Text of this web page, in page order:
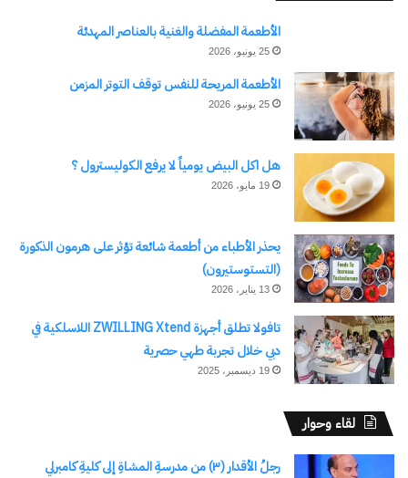
الأطعمة المفضلة والغنية بالعناصر المهدئة
25 يونيو، 2026
الأطعمة المريحة للنفس توقف التوتر المزمن
25 يونيو، 2026
هل اكل البيض يومياً لا يرفع الكوليسترول ؟
19 مايو، 2026
يحذر الأطباء من أطعمة شائعة تؤثر على هرمون الذكورة
(التستوستيرون)
13 يناير، 2026
تافولا تطلق أجهزة ZWILLING Xtend اللاسلكية في
دبي خلال تجربة طهي حصرية
19 ديسمبر، 2025
لقاء وحوار
رجلُ الأقدار (٣) من مدرسةِ المشاةِ إلى كليةِ كامبرلي